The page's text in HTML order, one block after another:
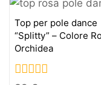
Top per pole dance
“Splitty” – Colore
Orchidea